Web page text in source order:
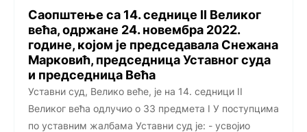
Саопштење са 14. седницe II Великог
већа, одржанe 24. новембра 2022.
године, којoм је председавала Снежана
Марковић, председница Уставног суда
и председница Већа
Уставни суд, Велико веће, је на 14. седници II
Великог већа одлучио о 33 предмета I У поступцима
по уставним жалбама Уставни суд је: - усвојио